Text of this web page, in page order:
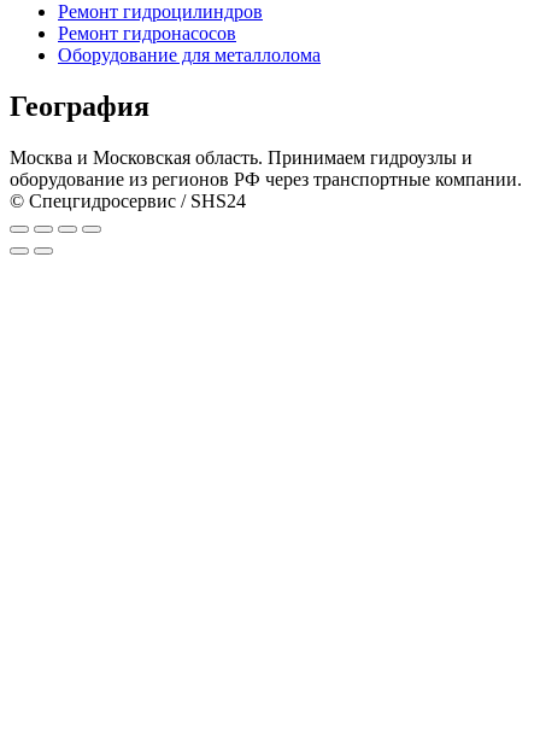
Ремонт гидроцилиндров
Ремонт гидронасосов
Оборудование для металлолома
География
Москва и Московская область. Принимаем гидроузлы и
оборудование из регионов РФ через транспортные компании.
© Спецгидросервис / SHS24